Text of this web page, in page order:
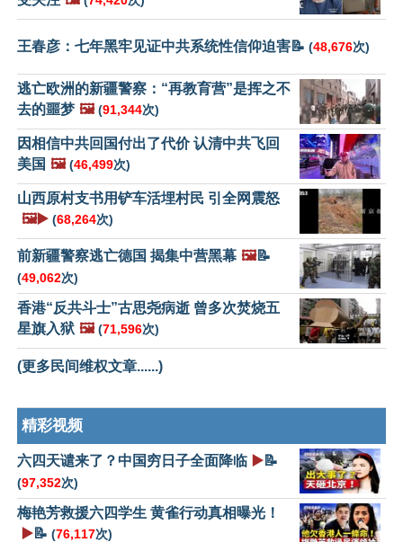
王春彦：七年黑牢见证中共系统性信仰迫害📝 (48,676次)
逃亡欧洲的新疆警察：“再教育营”是挥之不
去的噩梦 🖼️ (91,344次)
因相信中共回国付出了代价 认清中共飞回
美国 🖼️ (46,499次)
山西原村支书用铲车活埋村民 引全网震怒
🖼️▶️ (68,264次)
前新疆警察逃亡德国 揭集中营黑幕 🖼️📝
(49,062次)
香港“反共斗士”古思尧病逝 曾多次焚烧五
星旗入狱 🖼️ (71,596次)
(更多民间维权文章......)
精彩视频
六四天谴来了？中国穷日子全面降临 ▶️📝
(97,352次)
梅艳芳救援六四学生 黄雀行动真相曝光！
▶️📝 (76,117次)